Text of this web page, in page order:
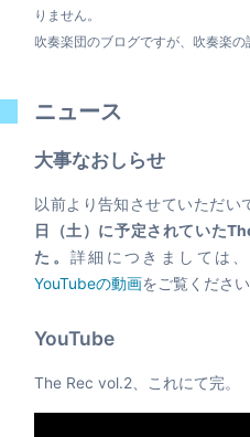
りません。
吹奏楽団のブログですが、吹奏楽の
ニュース
大事なおしらせ
以前より告知させていただい
日（土）に予定されていた
た。 詳細につきましては、
YouTubeの動画をご覧ください
YouTube
The Rec vol.2、これにて完。